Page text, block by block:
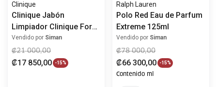
Clinique
Clinique Jabón
Limpiador Clinique For
Men ™ Control de grasa
Vendido por Siman
₡21 000,00
₡17 850,00 -15%
Ralph Lauren
Polo Red Eau de Parfum
Extreme 125ml
Vendido por Siman
₡78 000,00
₡66 300,00 -15%
Contenido ml